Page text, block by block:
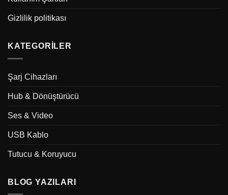
Gizlilik politikası
KATEGORILER
Şarj Cihazları
Hub & Dönüştürücü
Ses & Video
USB Kablo
Tutucu & Koruyucu
BLOG YAZILARI